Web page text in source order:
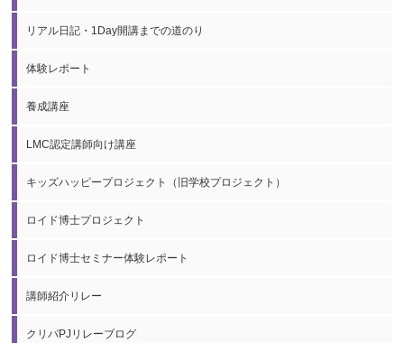
リアル日記・1Day開講までの道のり
体験レポート
養成講座
LMC認定講師向け講座
キッズハッピープロジェクト（旧学校プロジェクト）
ロイド博士プロジェクト
ロイド博士セミナー体験レポート
講師紹介リレー
クリパPJリレーブログ